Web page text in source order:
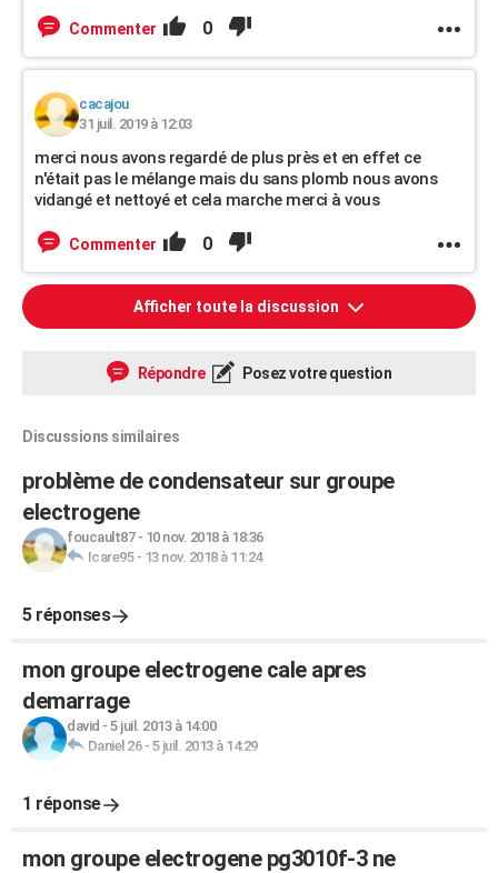
Commenter 0
cacajou
31 juil. 2019 à 12:03
merci nous avons regardé de plus près et en effet ce
n'était pas le mélange mais du sans plomb nous avons
vidangé et nettoyé et cela marche merci à vous
Commenter 0
Afficher toute la discussion
Répondre Posez votre question
Discussions similaires
problème de condensateur sur groupe
electrogene
foucault87- 10 nov. 2018 à 18:36
Icare95- 13 nov. 2018 à 11:24
5 réponses
mon groupe electrogene cale apres
demarrage
david - 5 juil. 2013 à 14:00
Daniel 26- 5 juil. 2013 à 14:29
1 réponse
mon groupe electrogene pg3010f-3 ne